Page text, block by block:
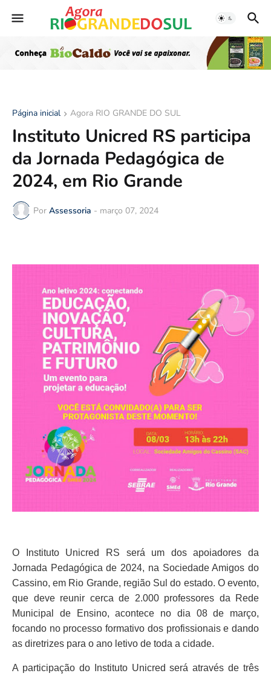
Página inicial Agora RIO GRANDE DO SUL
Instituto Unicred RS participa
da Jornada Pedagógica de
2024, em Rio Grande
Por Assessoria - março 07, 2024
O Instituto Unicred RS será um dos apoiadores da
Jornada Pedagógica de 2024, na Sociedade Amigos do
Cassino, em Rio Grande, região Sul do estado. O evento,
que deve reunir cerca de 2.000 professores da Rede
Municipal de Ensino, acontece no dia 08 de março,
focando no processo formativo dos profissionais e dando
as diretrizes para o ano letivo de toda a cidade.
A participação do Instituto Unicred será através de três